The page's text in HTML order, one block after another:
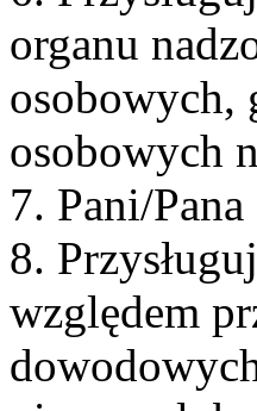
organu
osobowych,
osobowych
7. Pani/
8.
względem